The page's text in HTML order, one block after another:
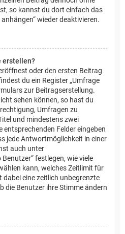
so kannst du dort einfach das
wieder deaktivieren.
erstellen?
oder den ersten Beitrag
du ein Register „Umfrage
zur Beitragserstellung.
sehen können, so hast du
Umfragen zu
und mindestens zwei
Felder eingeben
jede Antwortmöglichkeit in einer
auch unter
festlegen, wie viele
kann, welches Zeitlimit für
eine zeitlich unbegrenzte
die Benutzer ihre Stimme ändern